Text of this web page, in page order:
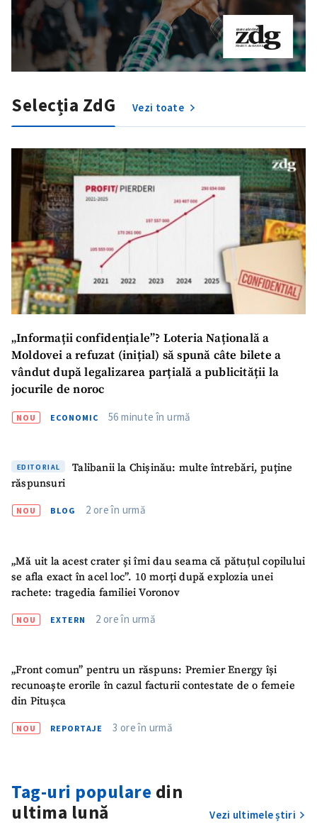
Selecția ZdG Vezi toate
„Informații confidențiale”? Loteria Națională a
Moldovei a refuzat (inițial) să spună câte bilete a
vândut după legalizarea parțială a publicității la
jocurile de noroc
NOU ECONOMIC 56 minute în urmă
EDITORIAL
Talibanii la Chișinău: multe întrebări, puține
răspunsuri
NOU BLOG 2 ore în urmă
„Mă uit la acest crater și îmi dau seama că pătuțul copilului
se afla exact în acel loc”. 10 morți după explozia unei
rachete: tragedia familiei Voronov
NOU EXTERN 2 ore în urmă
„Front comun” pentru un răspuns: Premier Energy își
recunoaște erorile în cazul facturii contestate de o femeie
din Pitușca
NOU REPORTAJE 3 ore în urmă
Tag-uri populare din
ultima lună
Vezi ultimele știri
Titlu știre+ Adaugă titlu